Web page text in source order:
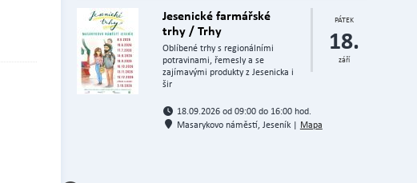
PÁTEK
18.
září
Jesenické farmářské
trhy / Trhy
Oblíbené trhy s regionálními
potravinami, řemesly a se
zajímavými produkty z Jesenicka i
šir
18.09.2026 od 09:00 do 16:00 hod.
Masarykovo náměstí, Jeseník | Mapa